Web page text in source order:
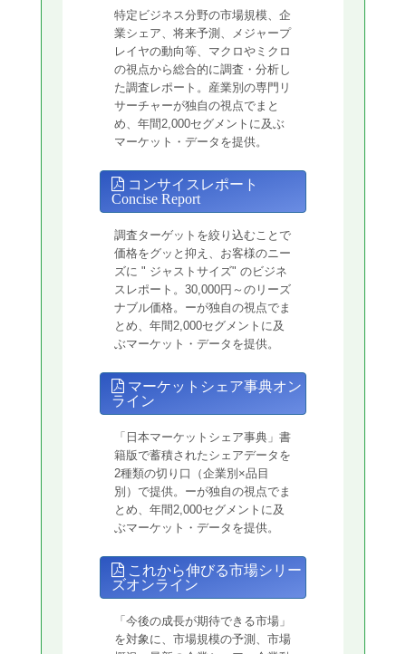
特定ビジネス分野の市場規模、企
業シェア、将来予測、メジャープ
レイヤの動向等、マクロやミクロ
の視点から総合的に調査・分析し
た調査レポート。産業別の専門リ
サーチャーが独自の視点でまと
め、年間2,000セグメントに及ぶ
マーケット・データを提供。
コンサイスレポート
Concise Report
調査ターゲットを絞り込むことで
価格をグッと抑え、お客様のニー
ズに " ジャストサイズ" のビジネ
スレポート。30,000円～のリーズ
ナブル価格。ーが独自の視点でま
とめ、年間2,000セグメントに及
ぶマーケット・データを提供。
マーケットシェア事典オン
ライン
「日本マーケットシェア事典」書
籍版で蓄積されたシェアデータを
2種類の切り口（企業別×品目
別）で提供。ーが独自の視点でま
とめ、年間2,000セグメントに及
ぶマーケット・データを提供。
これから伸びる市場シリー
ズオンライン
「今後の成長が期待できる市場」
を対象に、市場規模の予測、市場